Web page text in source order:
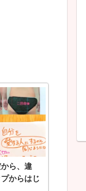
ら、違
からはじ